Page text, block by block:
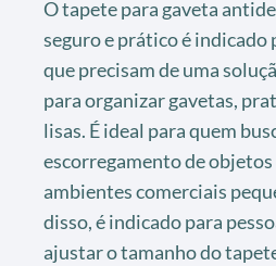
O tapete para gaveta
seguro e prático é indicado
que precisam de uma
para organizar gavetas,
lisas. É ideal para quem
escorregamento de objetos
ambientes comerciais
disso, é indicado para
ajustar o tamanho do